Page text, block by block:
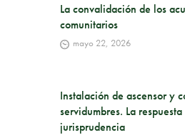
La convalidación de los
comunitarios
mayo 22, 2026
Instalación de ascensor y
servidumbres. La
jurisprudencia